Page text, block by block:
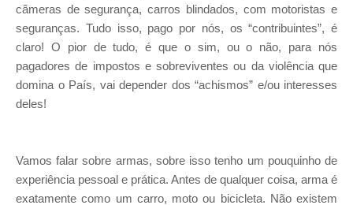
câmeras de segurança, carros blindados, com motoristas e
seguranças. Tudo isso, pago por nós, os “contribuintes”, é
claro! O pior de tudo, é que o sim, ou o não, para nós
pagadores de impostos e sobreviventes ou da violência que
domina o País, vai depender dos “achismos” e/ou interesses
deles!
Vamos falar sobre armas, sobre isso tenho um pouquinho de
experiência pessoal e prática. Antes de qualquer coisa, arma é
exatamente como um carro, moto ou bicicleta. Não existem